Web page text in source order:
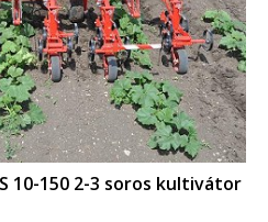
10-150 2-3 soros kultivátor